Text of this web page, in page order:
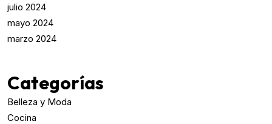
julio 2024
mayo 2024
marzo 2024
Categorías
Belleza y Moda
Cocina